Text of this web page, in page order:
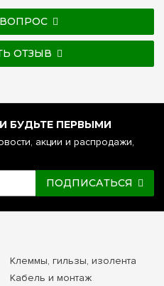
ОТЗЫВ
БУДЬТЕ ПЕРВЫМИ
акции и распродажи,
ПОДПИСАТЬСЯ
Клеммы, гильзы, изолента
Кабель и монтаж